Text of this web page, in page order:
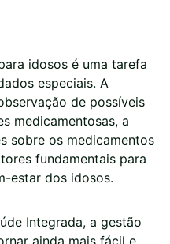
idosos é uma tarefa
especiais. A
de possíveis
medicamentosas, a
sobre os medicamentos
fundamentais para
estar dos idosos.
Integrada, a gestão